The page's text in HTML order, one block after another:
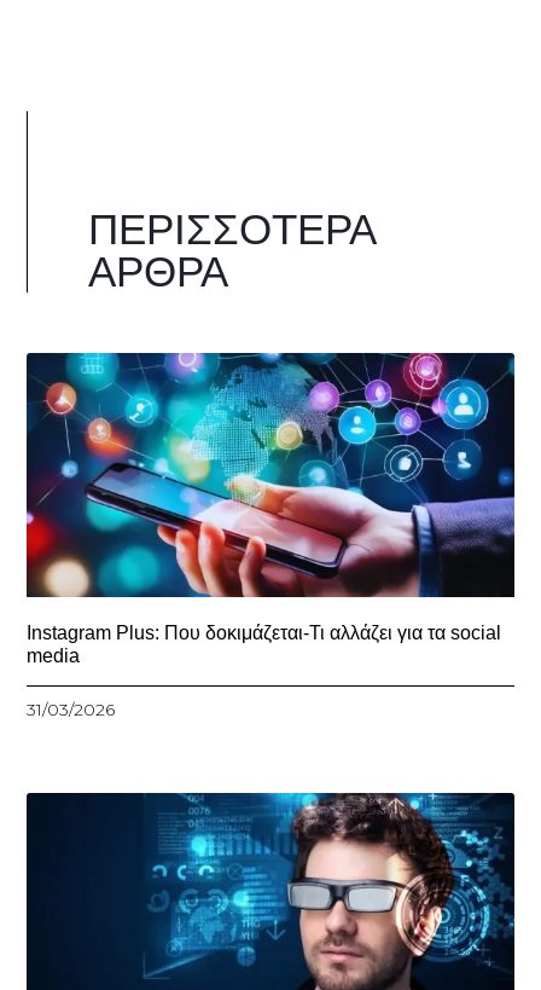
ΠΕΡΙΣΣΌΤΕΡΑ
ΆΡΘΡΑ
Instagram Plus: Που δοκιμάζεται-Τι αλλάζει για τα social
media
31/03/2026